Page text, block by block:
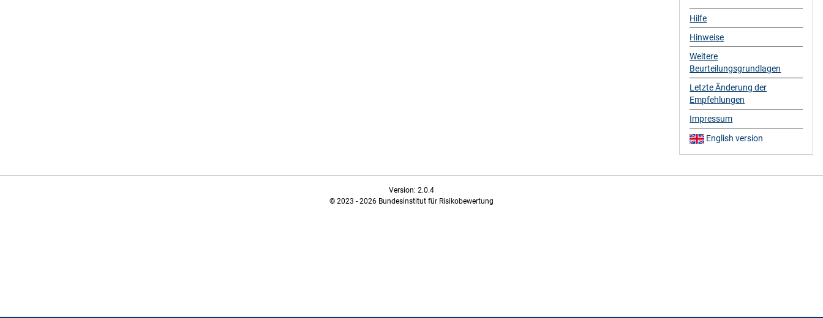
Hilfe
Hinweise
Weitere
Beurteilungsgrundlagen
Letzte Änderung der
Empfehlungen
Impressum
English version
Version: 2.0.4
© 2023 - 2026 Bundesinstitut für Risikobewertung